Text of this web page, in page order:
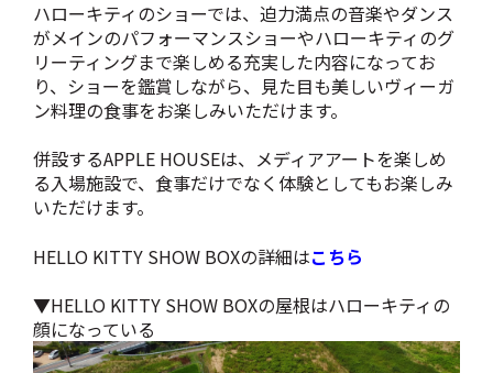
ハローキティのショーでは、迫力満点の音楽やダンス
がメインのパフォーマンスショーやハローキティのグ
リーティングまで楽しめる充実した内容になってお
り、ショーを鑑賞しながら、見た目も美しいヴィーガ
ン料理の食事をお楽しみいただけます。
併設するAPPLE HOUSEは、メディアアートを楽しめ
る入場施設で、食事だけでなく体験としてもお楽しみ
いただけます。
HELLO KITTY SHOW BOXの詳細はこちら
▼HELLO KITTY SHOW BOXの屋根はハローキティの
顔になっている